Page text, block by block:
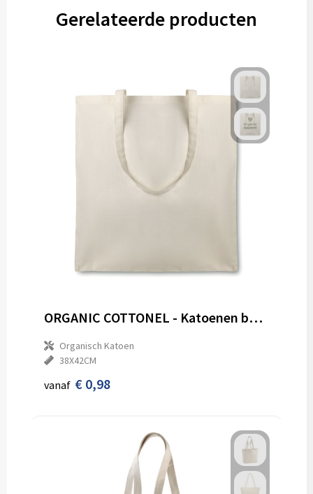
Gerelateerde producten
ORGANIC COTTONEL - Katoenen boodschappentas
Organisch Katoen
38X42CM
vanaf € 0,98